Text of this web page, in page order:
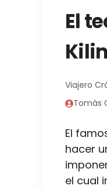
El
Viajero
Tomàs
El
hacer
el cual